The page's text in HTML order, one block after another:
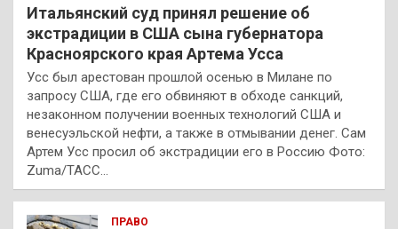
Итальянский суд принял решение об
экстрадиции в США сына губернатора
Красноярского края Артема Усса
Усс был арестован прошлой осенью в Милане по
запросу США, где его обвиняют в обходе санкций,
незаконном получении военных технологий США и
венесуэльской нефти, а также в отмывании денег. Сам
Артем Усс просил об экстрадиции его в Россию Фото:
Zuma/ТАСС…
ПРАВО